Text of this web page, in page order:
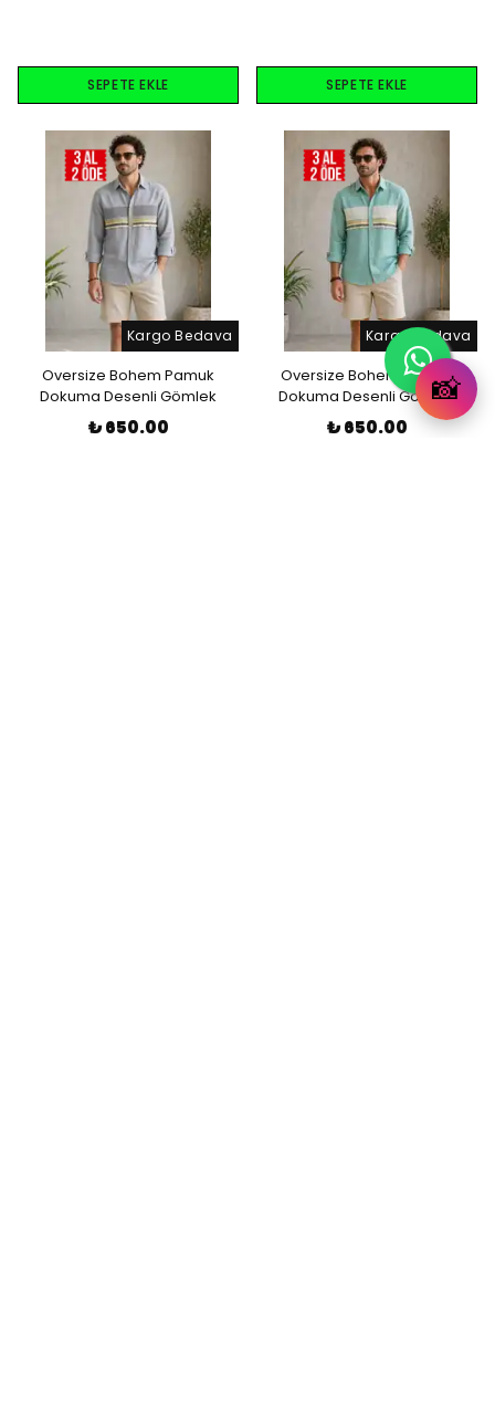
SEPETE EKLE SEPETE EKLE
Kargo Bedava
Oversize Bohem Pamuk
Dokuma Desenli Gömlek
₺ 650.00
Kargo Bedava
Oversize Bohem Pamuk
Dokuma Desenli Gömlek
₺ 650.00
📸